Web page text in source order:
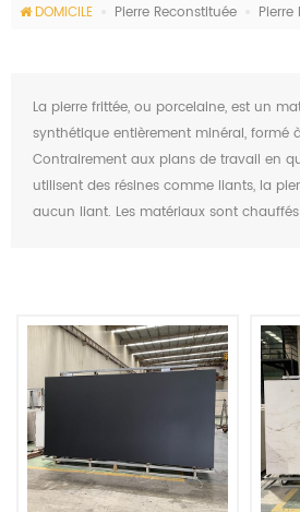
DOMICILE Pierre Reconstituée
La pierre frittée, ou porcelaine, est un
synthétique entièrement minéral, formé
Contrairement aux plans de travail en
utilisent des résines comme liants, la
aucun liant. Les matériaux sont
leur propre liant. Ces matériaux sont
Ils sont ensuite cuits à des températures
formant une masse cohésive, sans
sont ensuite formés en feuilles sous
élevée. La pierre frittée est utilisée pour
et de salle de bain.